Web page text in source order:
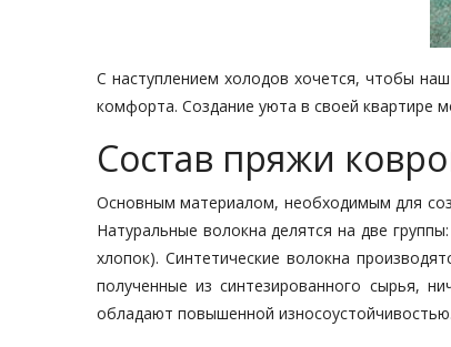
С наступлением холодов хочется, чтобы
комфорта. Создание уюта в своей квартире
Состав пряжи
Основным материалом, необходимым для
Натуральные волокна делятся на две
хлопок). Синтетические волокна
полученные из синтезированного сырья,
обладают повышенной износоустойчивостью.